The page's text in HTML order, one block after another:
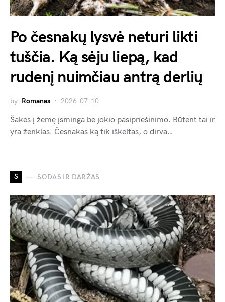
Po česnakų lysvė neturi likti
tuščia. Ką sėju liepą, kad
rudenį nuimčiau antrą derlių
by Romanas 2026-07-10
Šakės į žemę įsminga be jokio pasipriešinimo. Būtent tai ir
yra ženklas. Česnakas ką tik iškeltas, o dirva…
S SODAS IR DARŽAS